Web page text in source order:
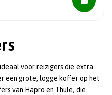
voor reizigers die extra
een grote, logge koffer op het
van Hapro en Thule, die